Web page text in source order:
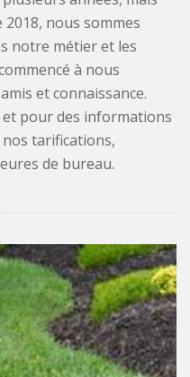
nous sommes
notre métier et les
à nous
et connaissance.
pour des informations
tarifications,
de bureau.